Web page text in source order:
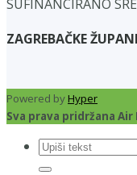
SUFINANCIRANO
ZAGREBAČKE
Powered byHyper
Sva prava pridržana
Pretraži: